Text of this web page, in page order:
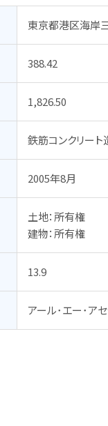
東京都港区海岸
388.42
1,826.50
鉄筋コンクリー
2005年8月
土地：所有権
建物：所有権
13.9
アール･エー･ア